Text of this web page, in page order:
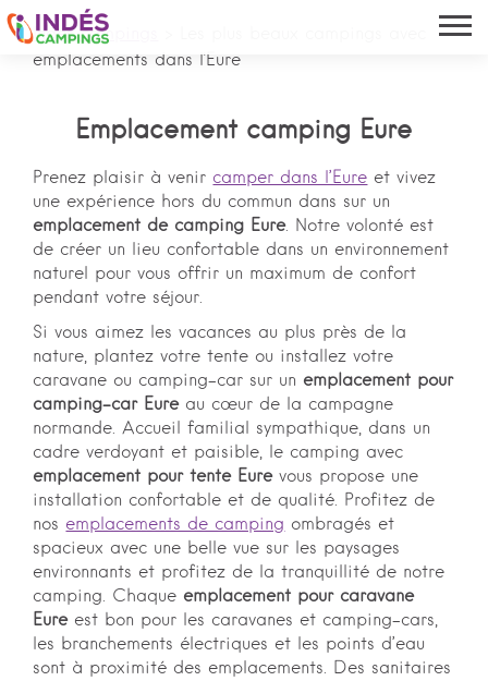
Indés campings
emplacements dans l'Eure
Emplacement camping Eure
Prenez plaisir à venir camper dans l’Eure et vivez
une expérience hors du commun dans sur un
emplacement de camping Eure. Notre volonté est
de créer un lieu confortable dans un environnement
naturel pour vous offrir un maximum de confort
pendant votre séjour.
Si vous aimez les vacances au plus près de la
nature, plantez votre tente ou installez votre
caravane ou camping-car sur un emplacement pour
camping-car Eureau cœur de la campagne
normande. Accueil familial sympathique, dans un
cadre verdoyant et paisible, le camping avec
emplacement pour tente Eurevous propose une
installation confortable et de qualité. Profitez de
nos emplacements de camping ombragés et
spacieux avec une belle vue sur les paysages
environnants et profitez de la tranquillité de notre
camping. Chaque emplacement pour caravane
Eureest bon pour les caravanes et camping-cars,
les branchements électriques et les points d’eau
sont à proximité des emplacements. Des sanitaires